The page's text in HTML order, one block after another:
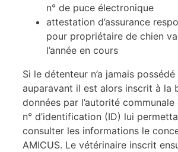
n° de puce électronique
attestation d’assurance
pour propriétaire de chien
l’année en cours
Si le détenteur n’a jamais
auparavant il est alors inscrit à la
données par l’autorité
n° d’identification (ID) lui
consulter les informations le
AMICUS. Le vétérinaire inscrit